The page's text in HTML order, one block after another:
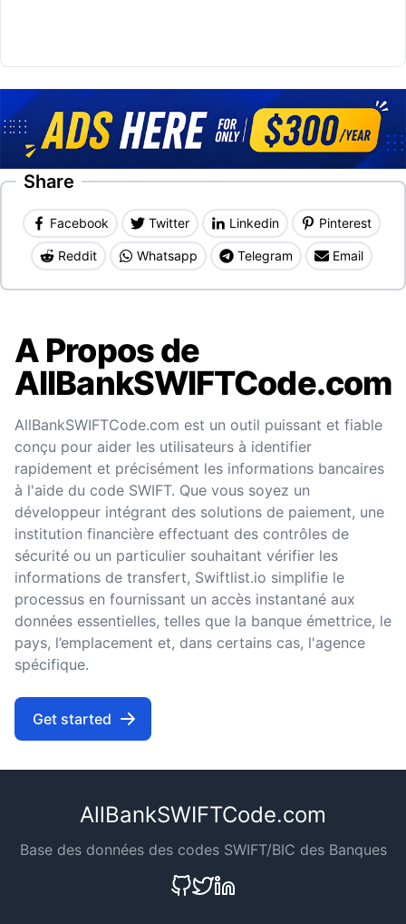
Share
Facebook Twitter Linkedin Pinterest
Reddit Whatsapp Telegram Email
A Propos de
AllBankSWIFTCode.com
AllBankSWIFTCode.com est un outil puissant et fiable
conçu pour aider les utilisateurs à identifier
rapidement et précisément les informations bancaires
à l'aide du code SWIFT. Que vous soyez un
développeur intégrant des solutions de paiement, une
institution financière effectuant des contrôles de
sécurité ou un particulier souhaitant vérifier les
informations de transfert, Swiftlist.io simplifie le
processus en fournissant un accès instantané aux
données essentielles, telles que la banque émettrice, le
pays, l’emplacement et, dans certains cas, l'agence
spécifique.
Get started
AllBankSWIFTCode.com
Base des données des codes SWIFT/BIC des Banques